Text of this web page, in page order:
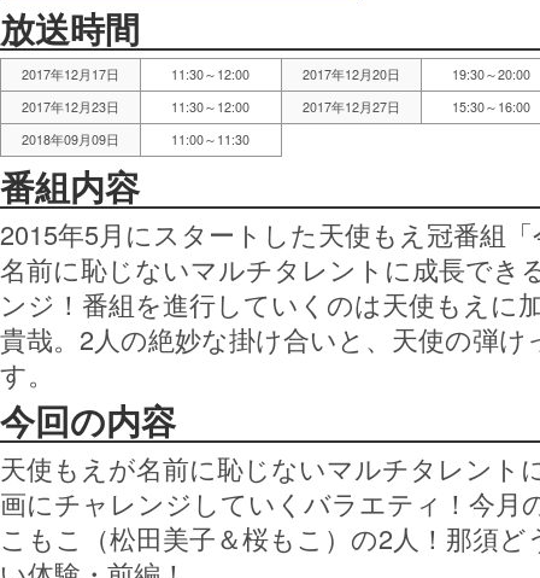
放送時間
2017年12月17日 11:30～12:00 2017年12月20日
19:30～20:00
2017年12月23日
11:30～12:00 2017年12月27日
15:30～16:00
2018年09月09日
11:00～11:30
番組内容
2015年5月にスタートした天使もえ冠番組
名前に恥じないマルチタレントに成長でき
ンジ！番組を進行していくのは天使もえに
貴哉。2人の絶妙な掛け合いと、天使の弾
す。
今回の内容
天使もえが名前に恥じないマルチタレント
画にチャレンジしていくバラエティ！今月
こもこ（松田美子＆桜もこ）の2人！那須